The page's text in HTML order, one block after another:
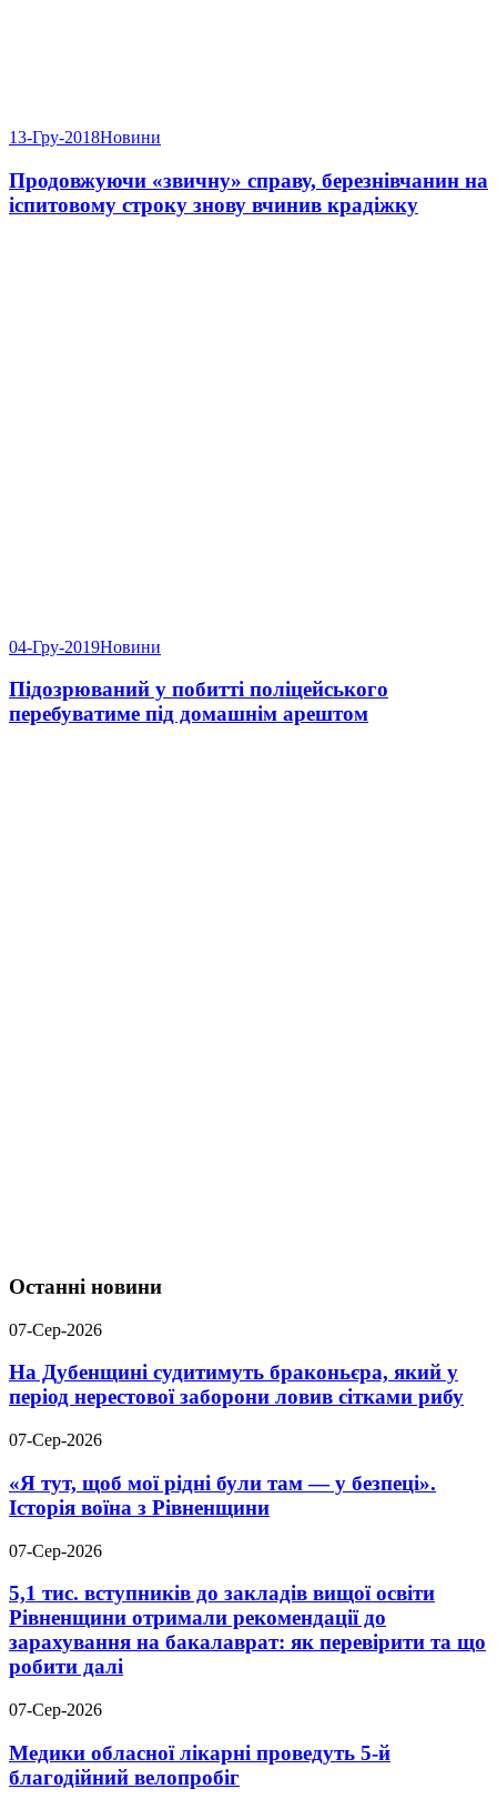
13-Гру-2018Новини
Продовжуючи «звичну» справу, березнівчанин на
іспитовому строку знову вчинив крадіжку
04-Гру-2019Новини
Підозрюваний у побитті поліцейського
перебуватиме під домашнім арештом
Останні новини
07-Сер-2026
На Дубенщині судитимуть браконьєра, який у
період нерестової заборони ловив сітками рибу
07-Сер-2026
«Я тут, щоб мої рідні були там — у безпеці».
Історія воїна з Рівненщини
07-Сер-2026
5,1 тис. вступників до закладів вищої освіти
Рівненщини отримали рекомендації до
зарахування на бакалаврат: як перевірити та що
робити далі
07-Сер-2026
Медики обласної лікарні проведуть 5-й
благодійний велопробіг